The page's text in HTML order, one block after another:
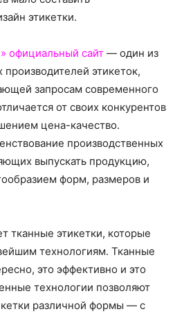
этикетки.
официальный сайт — один из
этикеток,
запросам современного
от своих конкурентов
цена-качество.
производственных
выпускать продукцию,
форм, размеров и
тканные этикетки, которые
технологиям. Тканные
это эффективно и это
технологии позволяют
различной формы — с